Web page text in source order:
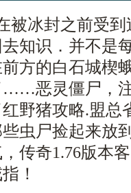
被冰封之前受
知识．并不是
方的白石城楔
……恶灵僵尸，
野猪攻略.盟总
虫尸捡起来放
传奇1.76版本
！